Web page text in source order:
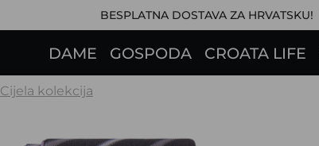
BESPLATNA DOSTAVA ZA HRVATSKU!
DAME GOSPODA CROATA LIFE
Cijela kolekcija